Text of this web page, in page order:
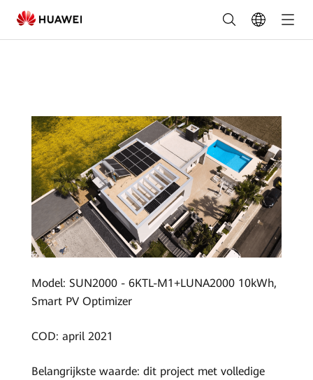
Belgium
Succesverhalen
KW
Napoli
Residentieel
Project,
Italië
FusionSolar
Belgium
Model: SUN2000 - 6KTL-M1+LUNA2000 10kWh,
Smart PV Optimizer
COD: april 2021
Belangrijkste waarde: dit project met volledige